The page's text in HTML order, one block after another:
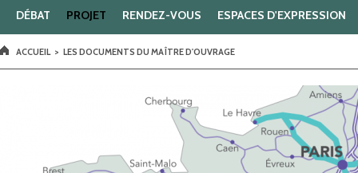
DÉBAT PROJET RENDEZ-VOUS ESPACES D'EXPRESSION
VOUS ÊTES ICI
ACCUEIL > LES DOCUMENTS DU MAÎTRE D'OUVRAGE